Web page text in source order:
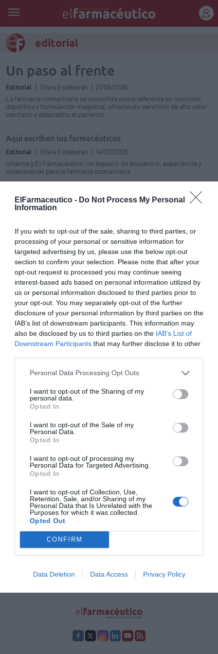
ElFarmaceutico - Do Not Process My Personal
Information
If you wish to opt-out of the sale, sharing to third parties, or
processing of your personal or sensitive information for
targeted advertising by us, please use the below opt-out
section to confirm your selection. Please note that after your
opt-out request is processed you may continue seeing
interest-based ads based on personal information utilized by
us or personal information disclosed to third parties prior to
your opt-out. You may separately opt-out of the further
disclosure of your personal information by third parties on the
IAB’s list of downstream participants. This information may
also be disclosed by us to third parties on the IAB’s List of
Downstream Participants that may further disclose it to other
Personal Data Processing Opt Outs
I want to opt-out of the Sharing of my
personal data.
Opted In
I want to opt-out of the Sale of my
Personal Data.
Opted In
I want to opt-out of processing my
Personal Data for Targeted Advertising.
Opted In
I want to opt-out of Collection, Use,
Retention, Sale, and/or Sharing of my
Personal Data that Is Unrelated with the
Purposes for which it was collected.
Opted Out
CONFIRM
Data Deletion Data Access Privacy Policy
editorial
Un paso al frente
Editorial Silvia Estebarán
21/05/2026
La farmacia comunitaria se consolida como referente en nutrición
deportiva y formulación magistral, ofreciendo servicios de alto valor
sanitario y adaptados al paciente
Aquí escriben los farmacéuticos
Editorial Silvia Estebarán
14/03/2026
Infarma y El Farmacéutico: un espacio de encuentro, experiencia y
colaboración para la farmacia comunitaria
La farmacia, contada por quienes la viven
Editorial Silvia Estebarán
En medio del ruido, criterio
Editorial Silvia Estebarán
15/11/2025
Entre información y algoritmos: la farmacia como guía profesional
para empoderar a los pacientes y sumar salud en la era digital
Más allá del mostrador: conectar, emocionar, fidelizar
Editorial Silvia Estebarán
15/09/2025
Neuromarketing y farmacia: cómo convertir cada interacción en el
mostrador en una experiencia memorable y cercana para el paciente
Verano en la farmacia: fotoprotección y consejo, estés
Fotoprotección, consejo farmacéutico y nuevos retos asistenciales:
la farmacia refuerza su papel clave en prevención, educación sanitaria
y atención al paciente
¿Quién dijo miedo?
La inteligencia artificial irrumpe en la farmacia como aliada para
mejorar la atención farmacéutica, optimizar la gestión y reforzar el
cuidado personalizado de los pacientes
1 2 3 4 5 …
Lo más leído
Récord de comunicaciones para el 24 Congreso Nacional
Farmacéutico de Oviedo